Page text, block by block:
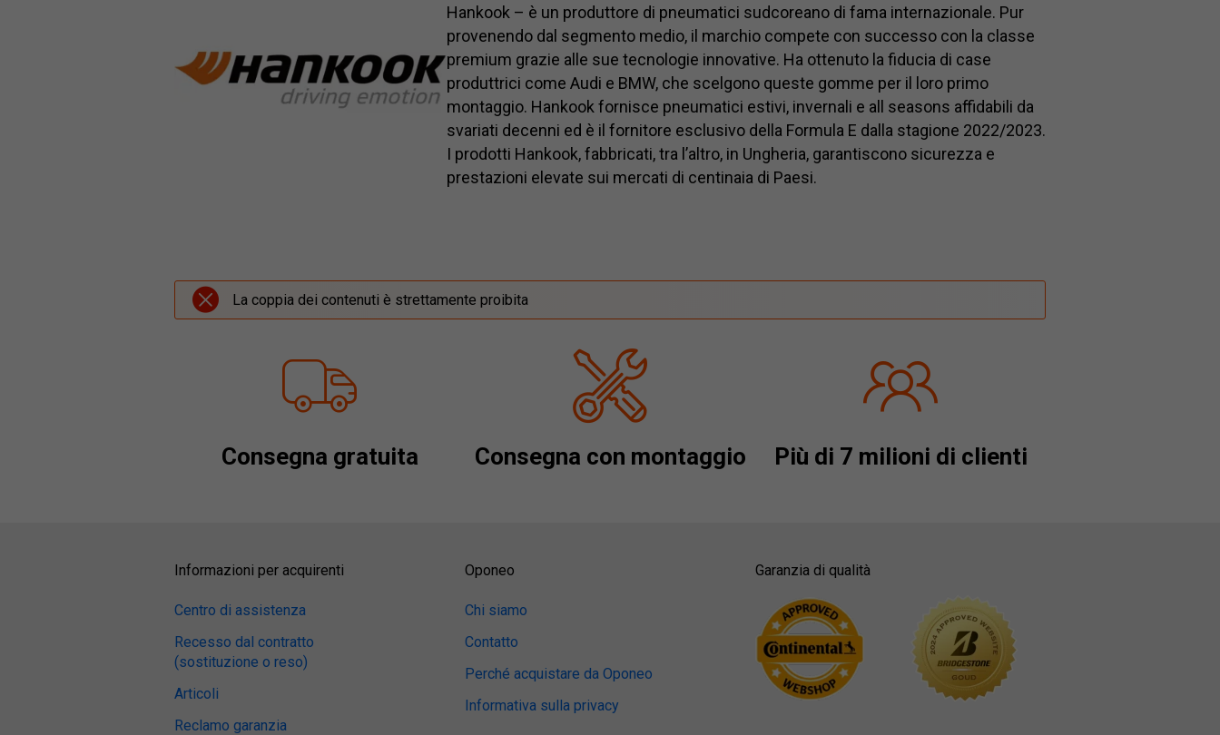
Hankook – è un produttore di pneumatici sudcoreano di fama internazionale. Pur
provenendo dal segmento medio, il marchio compete con successo con la classe
premium grazie alle sue tecnologie innovative. Ha ottenuto la fiducia di case
produttrici come Audi e BMW, che scelgono queste gomme per il loro primo
montaggio. Hankook fornisce pneumatici estivi, invernali e all seasons affidabili da
svariati decenni ed è il fornitore esclusivo della Formula E dalla stagione 2022/2023.
I prodotti Hankook, fabbricati, tra l’altro, in Ungheria, garantiscono sicurezza e
prestazioni elevate sui mercati di centinaia di Paesi.
La coppia dei contenuti è strettamente proibita
Consegna gratuita Consegna con montaggio Più di 7 milioni di clienti
Informazioni per acquirenti
Centro di assistenza
Recesso dal contratto
(sostituzione o reso)
Articoli
Reclamo garanzia
Oponeo
Chi siamo
Contatto
Perché acquistare da Oponeo
Informativa sulla privacy
Garanzia di qualità